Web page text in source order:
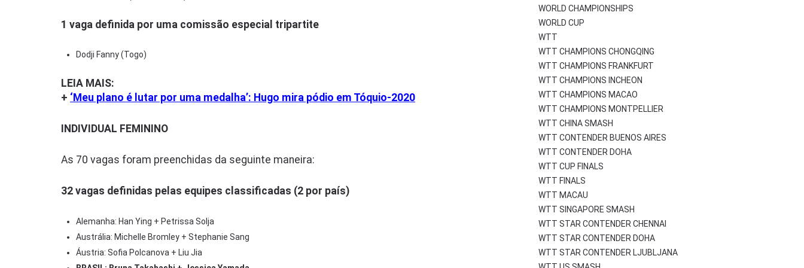
1 vaga definida por uma comissão especial tripartite
Dodji Fanny (Togo)
LEIA MAIS:
+ ‘Meu plano é lutar por uma medalha’: Hugo mira pódio em Tóquio-2020
INDIVIDUAL FEMININO
As 70 vagas foram preenchidas da seguinte maneira:
32 vagas definidas pelas equipes classificadas (2 por país)
Alemanha: Han Ying + Petrissa Solja
Austrália: Michelle Bromley + Stephanie Sang
Áustria: Sofia Polcanova + Liu Jia
WORLD CHAMPIONSHIPS
WORLD CUP
WTT
WTT CHAMPIONS CHONGQING
WTT CHAMPIONS FRANKFURT
WTT CHAMPIONS INCHEON
WTT CHAMPIONS MACAO
WTT CHAMPIONS MONTPELLIER
WTT CHINA SMASH
WTT CONTENDER BUENOS AIRES
WTT CONTENDER DOHA
WTT CUP FINALS
WTT FINALS
WTT MACAU
WTT SINGAPORE SMASH
WTT STAR CONTENDER CHENNAI
WTT STAR CONTENDER DOHA
WTT STAR CONTENDER LJUBLJANA